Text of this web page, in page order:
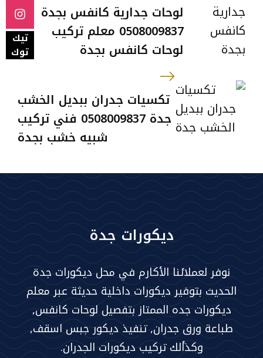
تيك
توك
لوحات جدارية كانفس بجدة
0508009837 معلم تركيب
لوحات كانفس بجدة
تكسيات جدران ببديل الخشب
جدة 0508009837 فني تركيب
شبيه خشب بجدة
ديكورات جدة
نوفر لعملائنا الأكارم في محل ديكورات جدة
الحديث بتوفير ديكورات داخلية حديثة عبر معلم
ديكورات جده الممتاز بتفصيل لوحات كانفس,
طباعة ورق جدران, تنفيذ ديكور جبس اسقف,
وكذألك تركيب ديكورات الجدران.